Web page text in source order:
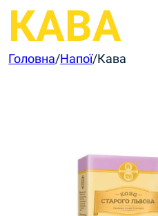
КАВА
Головна/Напої/Кава